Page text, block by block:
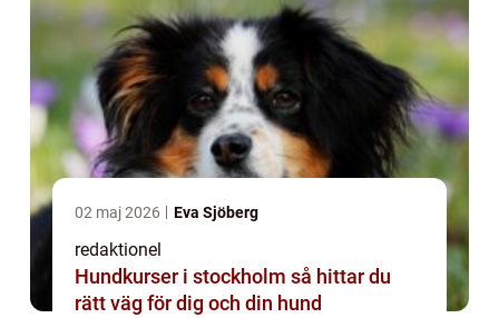
02 maj 2026 Eva Sjöberg
redaktionel
Hundkurser i stockholm så hittar du
rätt väg för dig och din hund